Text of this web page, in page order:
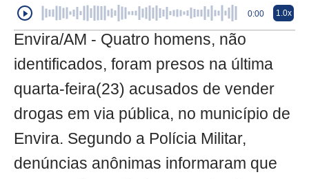
0:00 1.0x
Envira/AM - Quatro homens, não
identificados, foram presos na última
quarta-feira(23) acusados de vender
drogas em via pública, no município de
Envira. Segundo a Polícia Militar,
denúncias anônimas informaram que